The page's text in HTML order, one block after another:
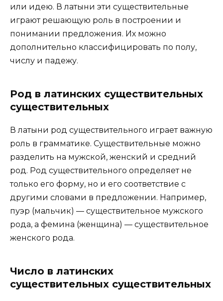
или идею. В латыни эти существительные
играют решающую роль в построении и
понимании предложения. Их можно
дополнительно классифицировать по полу,
числу и падежу.
Род в латинских существительных
существительных
В латыни род существительного играет важную
роль в грамматике. Существительные можно
разделить на мужской, женский и средний
род. Род существительного определяет не
только его форму, но и его соответствие с
другими словами в предложении. Например,
пуэр (мальчик) — существительное мужского
рода, а фемина (женщина) — существительное
женского рода.
Число в латинских
существительных существительных